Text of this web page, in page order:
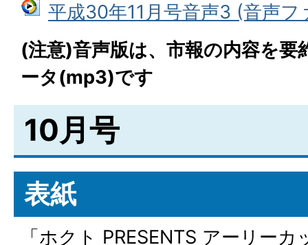
平成30年11月号音声3 (音声フ
(注意)音声版は、市報の内容を要
ータ(mp3)です
10月号
表紙
「ホクト PRESENTS アーリー